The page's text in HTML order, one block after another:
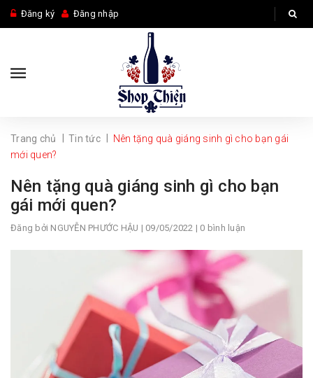
Đăng ký Đăng nhập
Trang chủ Tin tức
Nên tặng quà giáng sinh gì cho bạn gái
mới quen?
Nên tặng quà giáng sinh gì cho bạn
gái mới quen?
Đăng bởi NGUYỄN PHƯỚC HẬU | 09/05/2022 | 0 bình luận